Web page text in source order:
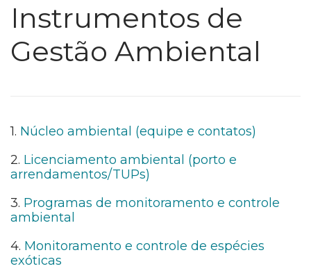
Instrumentos de
Gestão Ambiental
1. Núcleo ambiental (equipe e contatos)
2. Licenciamento ambiental (porto e
arrendamentos/TUPs)
3. Programas de monitoramento e controle
ambiental
4. Monitoramento e controle de espécies
exóticas